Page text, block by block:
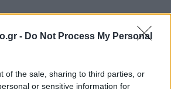
- Do Not Process My Personal
of the sale, sharing to third parties, or
or sensitive information for